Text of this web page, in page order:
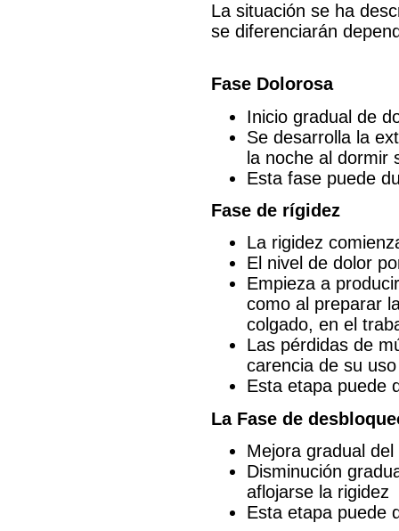
La situación se ha
se diferenciarán
Fase Dolorosa
Inicio gradual de
Se desarrolla la
la noche al dormir
Esta fase puede
Fase de rígidez
La rigidez
El nivel de dolor
Empieza a
como al preparar
colgado, en el
Las pérdidas de
carencia de su uso
Esta etapa puede
La Fase de
Mejora gradual
Disminución
aflojarse la rigidez
Esta etapa puede